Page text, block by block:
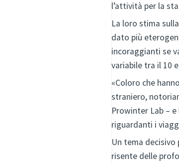
l’attività per la
La loro stima
dato più
incoraggianti se
variabile tra il 10
«Coloro che
straniero,
Prowinter Lab –
riguardanti i
Un tema decisivo
risente delle